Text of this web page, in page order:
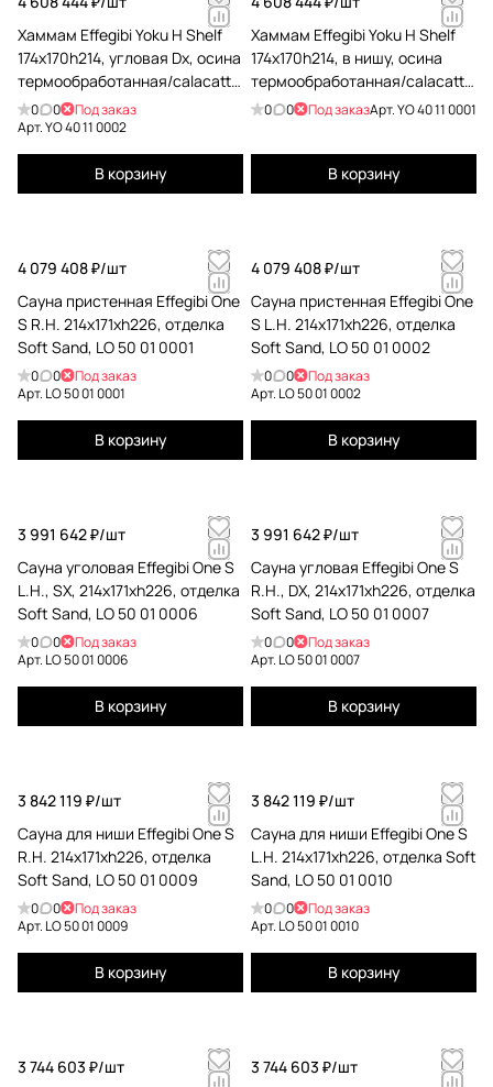
Хаммам Effegibi Yoku H Shelf
174x170h214, угловая Dx, осина
термообработанная/calacatta
gold extra YO 40 11 0002
0 0
Под заказ
Арт.YO 40 11 0002
В корзину
Хаммам Effegibi Yoku H Shelf
174x170h214, в нишу, осина
термообработанная/calacatta
gold extra YO 40 11 0001
0 0 Под заказАрт.YO 40 11 0001
В корзину
4 079 408 ₽/шт
Сауна пристенная Effegibi One
S R.H. 214x171xh226, отделка
Soft Sand, LO 50 01 0001
0 0
Под заказ
Арт. LO 50 01 0001
В корзину
4 079 408 ₽/шт
Сауна пристенная Effegibi One
S L.H. 214x171xh226, отделка
Soft Sand, LO 50 01 0002
0 0
Под заказ
Арт. LO 50 01 0002
В корзину
3 991 642 ₽/шт
Сауна уголовая Effegibi One S
L.H., SX, 214x171xh226, отделка
Soft Sand, LO 50 01 0006
0 0
Под заказ
Арт. LO 50 01 0006
В корзину
3 991 642 ₽/шт
Сауна угловая Effegibi One S
R.H., DX, 214x171xh226, отделка
Soft Sand, LO 50 01 0007
0 0
Под заказ
Арт. LO 50 01 0007
В корзину
3 842 119 ₽/шт
Сауна для ниши Effegibi One S
R.H. 214x171xh226, отделка
Soft Sand, LO 50 01 0009
0 0
Под заказ
Арт. LO 50 01 0009
В корзину
3 842 119 ₽/шт
Сауна для ниши Effegibi One S
L.H. 214x171xh226, отделка Soft
Sand, LO 50 01 0010
0 0
Под заказ
Арт. LO 50 01 0010
В корзину
3 744 603 ₽/шт
3 744 603 ₽/шт